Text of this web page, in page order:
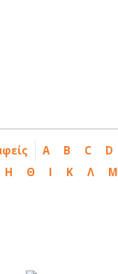
A B C D
Η Θ Ι Κ Λ Μ